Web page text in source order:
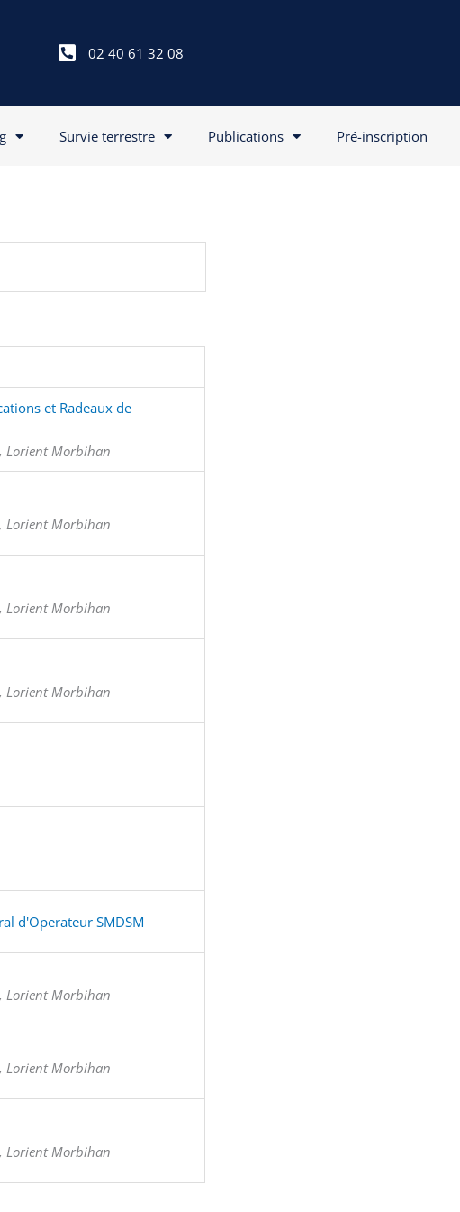
02 40 61 32 08
Survie terrestre Publications Pré-inscription
et Radeaux de
Lorient Morbihan
Lorient Morbihan
Lorient Morbihan
Lorient Morbihan
d'Operateur SMDSM
Lorient Morbihan
Lorient Morbihan
Lorient Morbihan